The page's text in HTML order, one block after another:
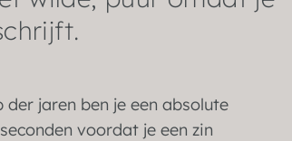
jaren ben je een absolute
voordat je een zin